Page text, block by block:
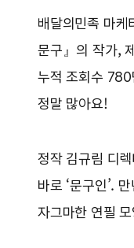
배달의민족 마
문구』의 작가,
누적 조회수 780
정말 많아요!
정작 김규림 디
바로 ‘문구인’.
자그마한 연필